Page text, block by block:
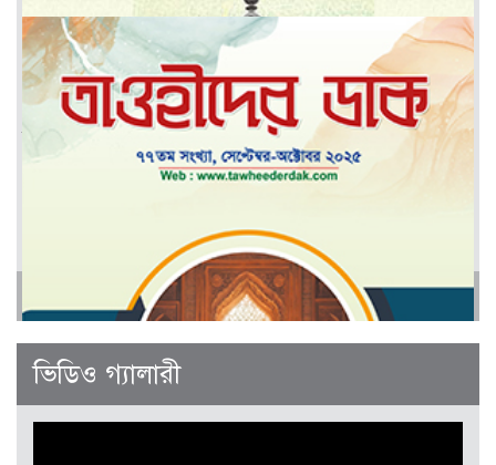
মার্চ-এপ্রিল ২০২৬
জানুয়ারী-ফেব্রুয়ারী ২০২৬
আরও
ভিডিও গ্যালারী